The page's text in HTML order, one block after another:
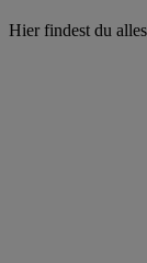
Hier findest du